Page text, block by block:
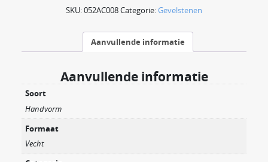
SKU:052AC008Categorie:Gevelstenen
Aanvullende informatie
Aanvullende informatie
Soort
Handvorm
Formaat
Vecht